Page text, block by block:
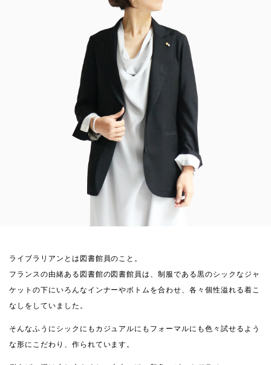
ライブラリアンとは図書館員のこと。
フランスの由緒ある図書館の図書館員は、制服である黒のシックなジャ
ケットの下にいろんなインナーやボトムを合わせ、各々個性溢れる着こ
なしをしていました。
そんなふうにシックにもカジュアルにもフォーマルにも色々試せるよう
な形にこだわり、作られています。